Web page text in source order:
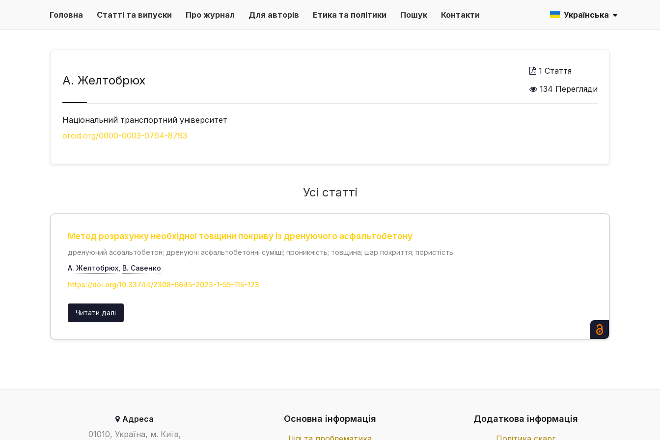
Головна Статті та випуски Про журнал Для авторів Етика та політики Пошук Контакти Українська
А. Желтобрюх
1 Стаття
134 Перегляди
Національний транспортний університет
orcid.org/0000-0003-0764-8793
Усі статті
Метод розрахунку необхідної товщини покриву із дренуючого асфальтобетону
дренуючий асфальтобетон; дренуючі асфальтобетонні суміші; проникність; товщина; шар покриття; пористість
А. Желтобрюх В. Савенко
https://doi.org/10.33744/2308-6645-2023-1-55-115-123
Читати далі
Адреса
01010, Україна, м. Київ,
Основна інформація Додаткова інформація